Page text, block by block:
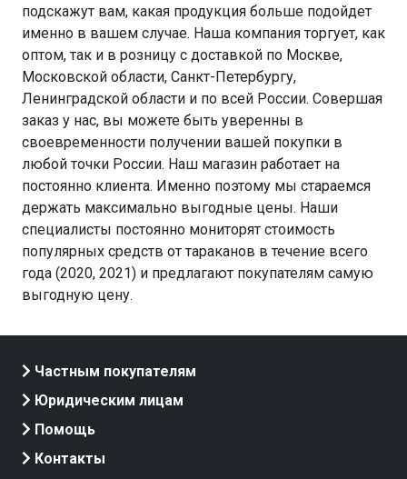
подскажут вам, какая продукция больше подойдет
именно в вашем случае. Наша компания торгует, как
оптом, так и в розницу с доставкой по Москве,
Московской области, Санкт-Петербургу,
Ленинградской области и по всей России. Совершая
заказ у нас, вы можете быть уверенны в
своевременности получении вашей покупки в
любой точки России. Наш магазин работает на
постоянно клиента. Именно поэтому мы стараемся
держать максимально выгодные цены. Наши
специалисты постоянно мониторят стоимость
популярных средств от тараканов в течение всего
года (2020, 2021) и предлагают покупателям самую
выгодную цену.
Частным покупателям
Юридическим лицам
Помощь
Контакты